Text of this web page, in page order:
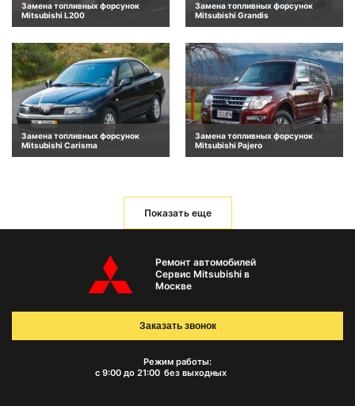
Замена топливных форсунок
Mitsubishi L200
Замена топливных форсунок
Mitsubishi Grandis
Замена топливных форсунок
Mitsubishi Carisma
Замена топливных форсунок
Mitsubishi Pajero
Показать еще
Ремонт автомобилей
Сервис Mitsubishi в
Москве
Режим работы:
с 9:00 до 21:00 без выходных
Заказать звонок